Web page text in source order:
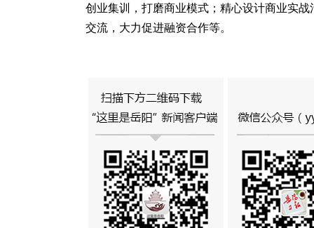
创业集训，打磨商业模式；精心设计商业实
交流，大力促进融资合作等。